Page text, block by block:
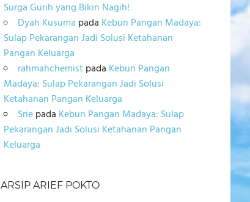
Surga Gurih yang Bikin Nagih!
Dyah Kusuma pada Kebun Pangan Madaya:
Sulap Pekarangan Jadi Solusi Ketahanan
Pangan Keluarga
rahmahchemistpada Kebun Pangan
Madaya: Sulap Pekarangan Jadi Solusi
Ketahanan Pangan Keluarga
Sriepada Kebun Pangan Madaya: Sulap
Pekarangan Jadi Solusi Ketahanan Pangan
Keluarga
ARSIP ARIEF POKTO